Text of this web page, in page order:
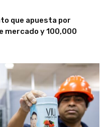
que apuesta por
mercado y 100,000